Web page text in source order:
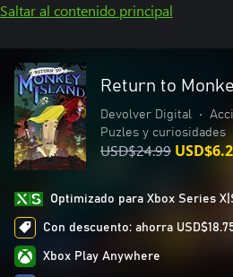
Saltar al contenido principal
Return to
Devolver Digital •
Puzles y curiosidades
USD$24.99
Optimizado para Xbox Series
Con descuento: ahorra
Xbox Play Anywhere